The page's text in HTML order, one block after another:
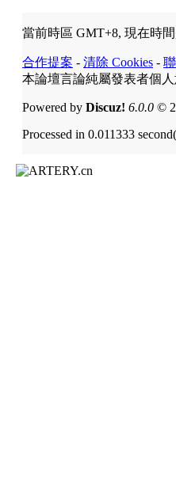
當前時區 GMT+8, 現在時間
合作提案 - 清除 Cookies -
本論壇言論純屬發表者個
Powered by Discuz! 6.0.0 ©
Processed in 0.011333